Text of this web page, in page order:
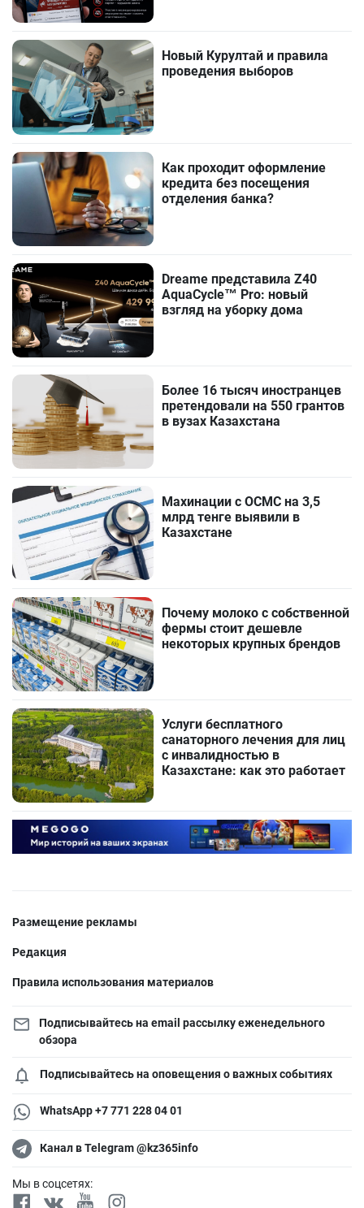
Новый Курултай и правила
проведения выборов
Как проходит оформление
кредита без посещения
отделения банка?
Dreame представила Z40
AquaCycle™ Pro: новый
взгляд на уборку дома
Более 16 тысяч иностранцев
претендовали на 550 грантов
в вузах Казахстана
Махинации с ОСМС на 3,5
млрд тенге выявили в
Казахстане
Почему молоко с собственной
фермы стоит дешевле
некоторых крупных брендов
Услуги бесплатного
санаторного лечения для лиц
с инвалидностью в
Казахстане: как это работает
Размещение рекламы
Редакция
Правила использования материалов
Подписывайтесь на email рассылку еженедельного
обзора
Подписывайтесь на оповещения о важных событиях
WhatsApp +7 771 228 04 01
Канал в Telegram @kz365info
Мы в соцсетях: